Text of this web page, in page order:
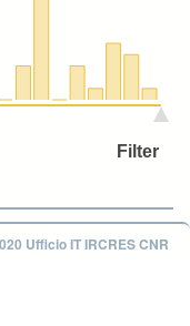
Ufficio IT IRCRES CNR